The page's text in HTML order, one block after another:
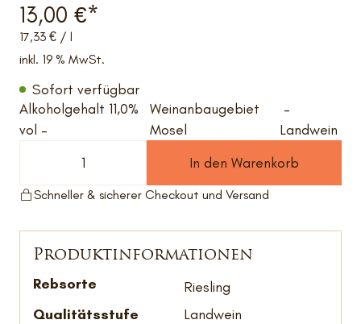
13,00 €*
17,33 € / l
inkl. 19 % MwSt.
Sofort verfügbar
Alkoholgehalt 11,0%
vol –
Weinanbaugebiet
Mosel
–
Landwein
In den Warenkorb
Schneller & sicherer Checkout und Versand
Produkt­informationen
Rebsorte
Riesling
Qualitätsstufe
Landwein